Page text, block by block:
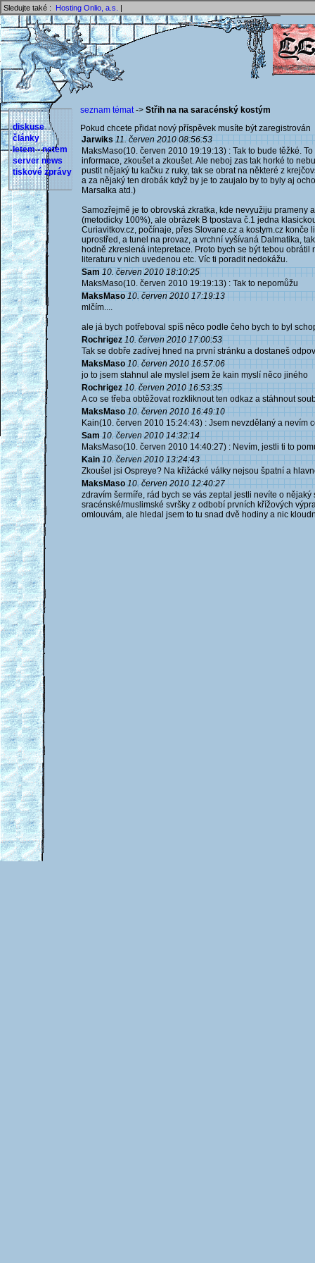
Sledujte také : Hosting Onlio, a.s. |
diskuse
články
letem - netem
server news
tiskové zprávy
seznam témat-> Střih na na saracénský kostým
Pokud chcete přidat nový příspěvek musíte být
Jarwiks 11. červen 2010 08:56:53
MaksMaso(10. červen 2010 19:19:13) : Tak to bude těžké.
informace, zkoušet a zkoušet. Ale neboj zas tak horké to
pustit nějaký tu kačku z ruky, tak se obrat na některé z
a za nějaký ten drobák když by je to zaujalo by to byly aj
Marsalka atd.)
Samozřejmě je to obrovská zkratka, kde nevyužiju prameny
(metodicky 100%), ale obrázek B tpostava č.1 jedna
Curiavitkov.cz, počínaje, přes Slovane.cz a kostym.cz
uprostřed, a tunel na provaz, a vrchní vyšívaná Dalmatika,
hodně zkreslená intepretace. Proto bych se být tebou
literaturu v nich uvedenou etc. Víc ti poradit nedokážu.
Sam 10. červen 2010 18:10:25
MaksMaso(10. červen 2010 19:19:13) : Tak to nepomůžu
MaksMaso 10. červen 2010 17:19:13
mlčím....
ale já bych potřeboval spíš něco podle čeho bych to byl
Rochrigez 10. červen 2010 17:00:53
Tak se dobře zadívej hned na první stránku a dostaneš
MaksMaso 10. červen 2010 16:57:06
jo to jsem stahnul ale myslel jsem že kain myslí něco jiného
Rochrigez 10. červen 2010 16:53:35
A co se třeba obtěžovat rozkliknout ten odkaz a stáhnout
MaksMaso 10. červen 2010 16:49:10
Kain(10. červen 2010 15:24:43) : Jsem nevzdělaný a nevím
Sam 10. červen 2010 14:32:14
MaksMaso(10. červen 2010 14:40:27) : Nevím, jestli ti to
Kain 10. červen 2010 13:24:43
Zkoušel jsi Ospreye? Na křižácké války nejsou špatní a
MaksMaso 10. červen 2010 12:40:27
zdravím šermíře, rád bych se vás zeptal jestli nevíte o
sracénské/muslimské svršky z odbobí prvních křížových
omlouvám, ale hledal jsem to tu snad dvě hodiny a nic